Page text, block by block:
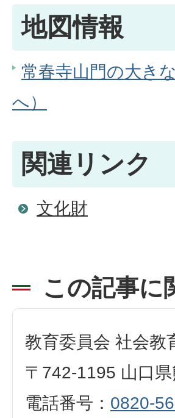
地図情報
常春寺山門の大き
へ）
関連リンク
文化財
この記事に
教育委員会 社会教
〒742-1195 山口
電話番号： 0820-